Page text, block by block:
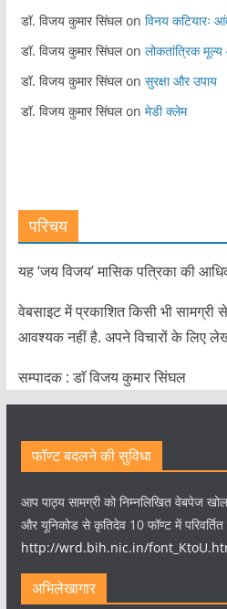
डॉ. विजय कुमार सिंघलon विनय कटियारः
डॉ. विजय कुमार सिंघलon लोकतांत्रिक मूल्य
डॉ. विजय कुमार सिंघलon सुरक्षा और उपाय
डॉ. विजय कुमार सिंघलon मेडी क्लेम
परिचय
यह ‘जय विजय’ मासिक पत्रिका की
वेबसाइट में प्रकाशित किसी भी
आवश्यक नहीं है. अपने विचारों के लिए
सम्पादक : डाॅ विजय कुमार सिंघल
फॉण्ट बदलने की सुविधा
आप पाठ्य सामग्री को निम्नलिखित वेबपेज
और यूनिकोड से कृतिदेव 10 फॉण्ट में
http://wrd.bih.nic.in/
अभिलेखागार